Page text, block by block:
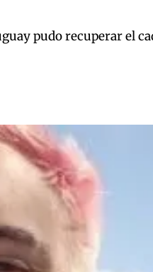
pudo recuperar el